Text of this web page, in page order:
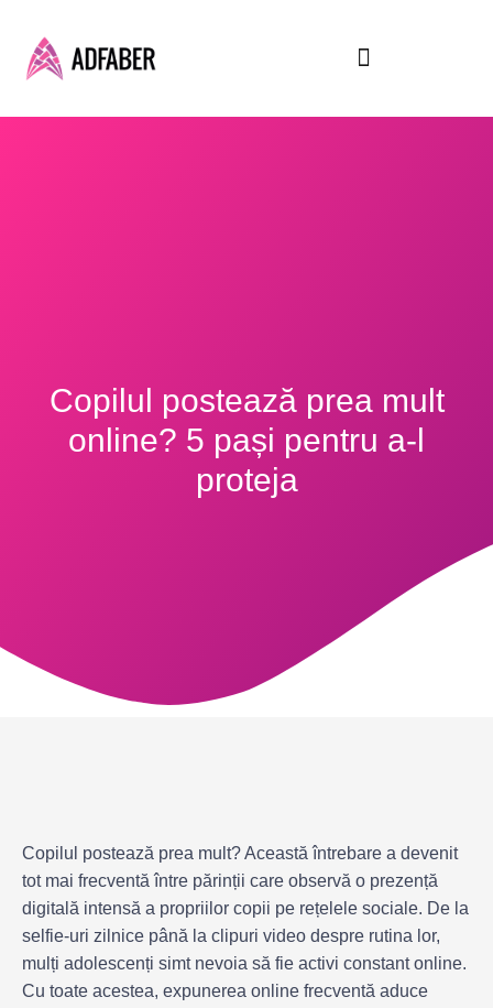
content
Copilul postează prea mult
online? 5 pași pentru a-l
proteja
Copilul postează prea mult? Această întrebare a devenit
tot mai frecventă între părinții care observă o prezență
digitală intensă a propriilor copii pe rețelele sociale. De la
selfie-uri zilnice până la clipuri video despre rutina lor,
mulți adolescenți simt nevoia să fie activi constant online.
Cu toate acestea, expunerea online frecventă aduce